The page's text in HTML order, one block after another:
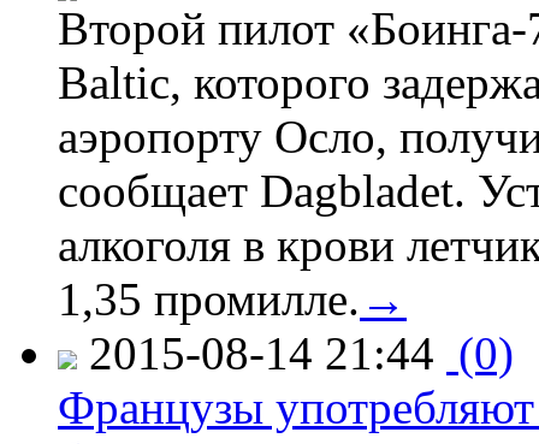
Второй пилот
Baltic, которого
аэропорту Осло,
сообщает Dagbladet.
алкоголя в крови
1,35 промилле. →
2015-08-14 21:44 (0)
Французы